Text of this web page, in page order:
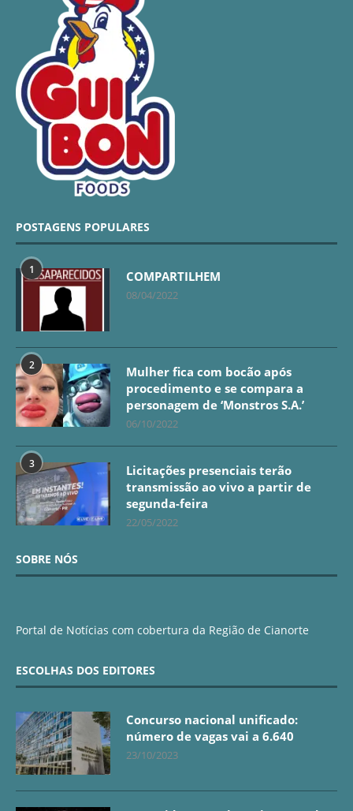
POSTAGENS POPULARES
1 COMPARTILHEM
08/04/2022
2
Mulher fica com bocão após
procedimento e se compara a
personagem de ‘Monstros S.A.’
06/10/2022
3
Licitações presenciais terão
transmissão ao vivo a partir de
segunda-feira
22/05/2022
SOBRE NÓS
Portal de Notícias com cobertura da Região de Cianorte
ESCOLHAS DOS EDITORES
Concurso nacional unificado:
número de vagas vai a 6.640
23/10/2023